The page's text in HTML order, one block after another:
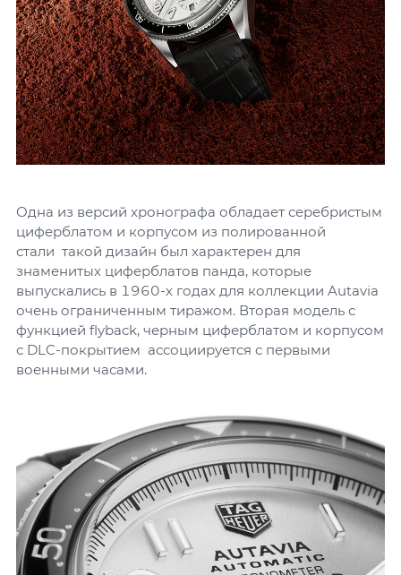
Одна из версий хронографа обладает серебристым
циферблатом и корпусом из полированной
стали такой дизайн был характерен для
знаменитых циферблатов панда, которые
выпускались в 1960-х годах для коллекции Autavia
очень ограниченным тиражом. Вторая модель с
функцией flyback, черным циферблатом и корпусом
с DLC-покрытием ассоциируется с первыми
военными часами.